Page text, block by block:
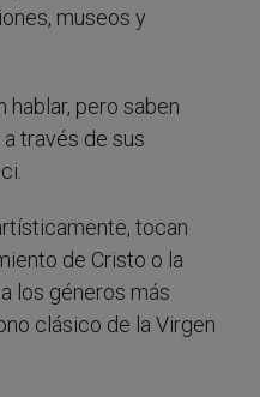
museos y
hablar, pero saben
través de sus
tocan
de Cristo o la
los géneros más
clásico de la Virgen